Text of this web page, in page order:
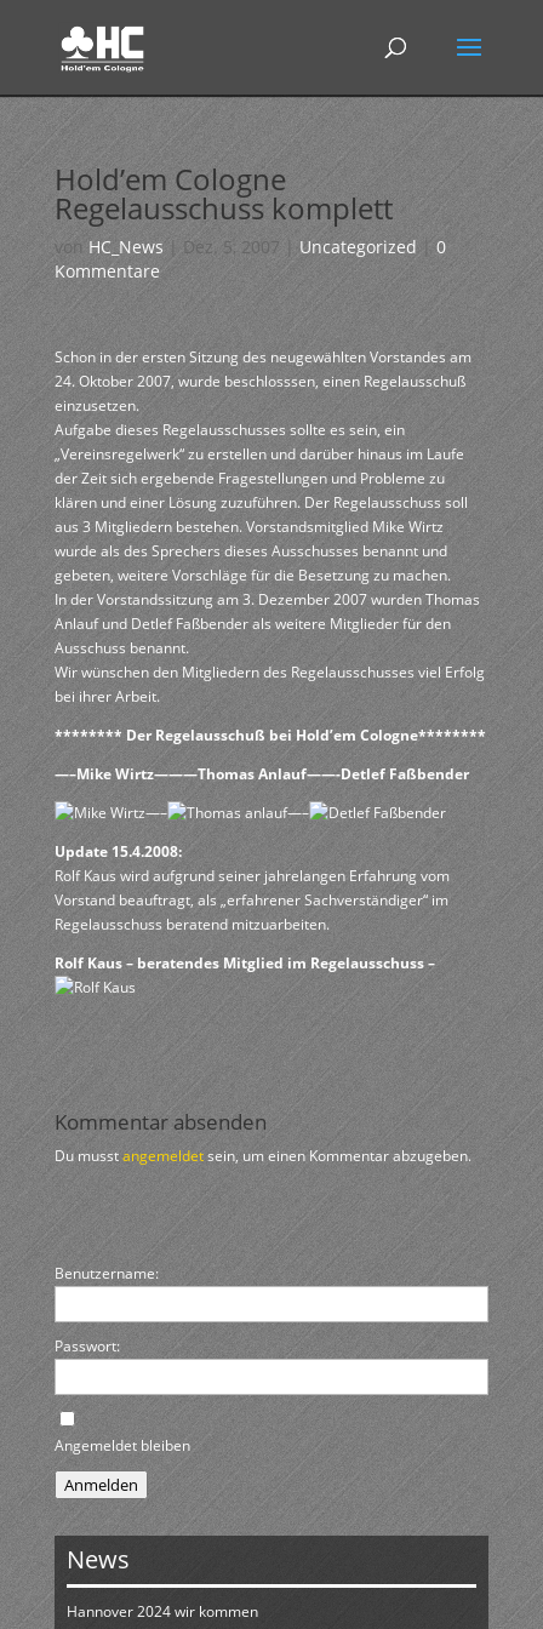
Hold’em Cologne
Regelausschuss komplett
von HC_News | Dez. 5, 2007 |Uncategorized
0
Kommentare
Schon in der ersten Sitzung des neugewählten Vorstandes am
24. Oktober 2007, wurde beschlosssen, einen Regelausschuß
einzusetzen.
Aufgabe dieses Regelausschusses sollte es sein, ein
„Vereinsregelwerk“ zu erstellen und darüber hinaus im Laufe
der Zeit sich ergebende Fragestellungen und Probleme zu
klären und einer Lösung zuzuführen. Der Regelausschuss soll
aus 3 Mitgliedern bestehen. Vorstandsmitglied Mike Wirtz
wurde als des Sprechers dieses Ausschusses benannt und
gebeten, weitere Vorschläge für die Besetzung zu machen.
In der Vorstandssitzung am 3. Dezember 2007 wurden Thomas
Anlauf und Detlef Faßbender als weitere Mitglieder für den
Ausschuss benannt.
Wir wünschen den Mitgliedern des Regelausschusses viel Erfolg
bei ihrer Arbeit.
******** Der Regelausschuß bei Hold’em Cologne********
—–Mike Wirtz———Thomas Anlauf——-Detlef Faßbender
—–
—–
Update 15.4.2008:
Rolf Kaus wird aufgrund seiner jahrelangen Erfahrung vom
Vorstand beauftragt, als „erfahrener Sachverständiger“ im
Regelausschuss beratend mitzuarbeiten.
Rolf Kaus – beratendes Mitglied im Regelausschuss –
Kommentar absenden
Du musstangemeldetsein, um einen Kommentar abzugeben.
Benutzername:
Passwort:
Angemeldet bleiben
Anmelden
News
Hannover 2024 wir kommen